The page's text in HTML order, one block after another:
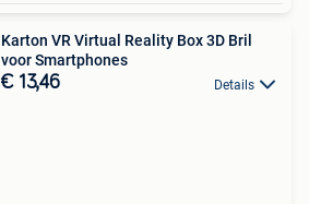
Karton VR Virtual Reality Box 3D Bril
voor Smartphones
€ 13,46 Details